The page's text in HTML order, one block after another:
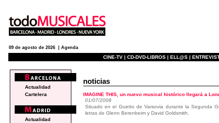
09 de agosto de 2026 | Agenda
CINE-TV | CD-DVD-LIBROS | ELL@S |
noticias
IMAGINE THIS, un nuevo musical histórico llegará a
01/07/2008
Situado en el Guetto de Varsovia durante la Segunda
letras de Glenn Berenbeim y David Goldsmith.
Actualidad
Cartelera
Actualidad